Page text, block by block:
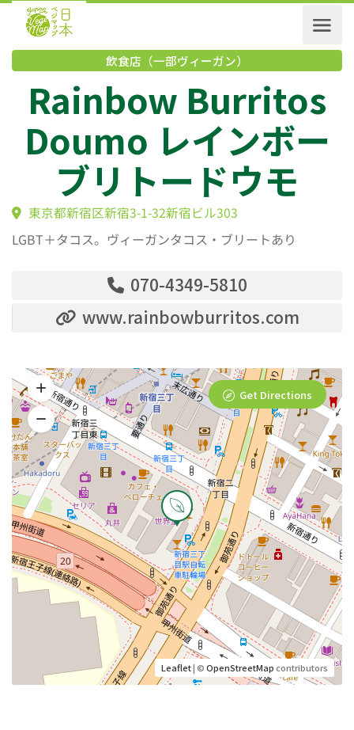
飲食店（一部ヴィーガン）
Rainbow Burritos
Doumo レインボ
ブリトードウモ
東京都新宿区新宿3-1-32新宿ビル303
LGBT＋タコス。ヴィーガンタコス・ブリートあり
070-4349-5810
www.rainbowburritos.com
Leaflet| ©OpenStreetMapcontributors
Get Directions